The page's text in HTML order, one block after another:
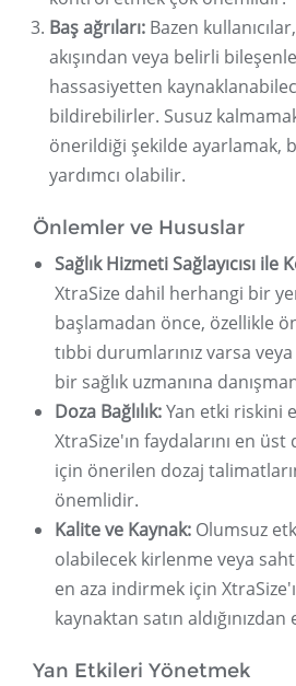
Baş ağrıları: Bazen
akışından veya belirli
hassasiyetten
bildirebilirler. Susuz
önerildiği şekilde ayarlamak,
yardımcı olabilir.
Önlemler ve Hususlar
Sağlık Hizmeti Sağlayıcısı ile
XtraSize dahil herhangi bir
başlamadan önce, özellikle
tıbbi durumlarınız varsa
bir sağlık uzmanına
Doza Bağlılık:Yan etki riskini
XtraSize'ın faydalarını en üst
için önerilen dozaj
önemlidir.
Kalite ve Kaynak: Olumsuz
olabilecek kirlenme veya
en aza indirmek için
kaynaktan satın
Yan Etkileri Yönetmek